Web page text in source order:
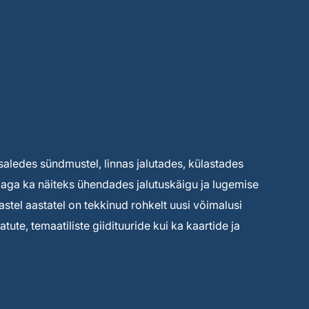
sündmustel, linnas jalutades, külastades
ka näiteks ühendades jalutuskäigu ja lugemise
aastatel on tekkinud rohkelt uusi võimalusi
temaatiliste giidituuride kui ka kaartide ja